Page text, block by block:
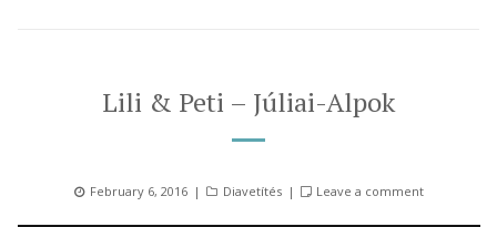
Lili & Peti – Júliai-Alpok
Posted
February 6, 2016 Categories
Diavetítés Leave a comment